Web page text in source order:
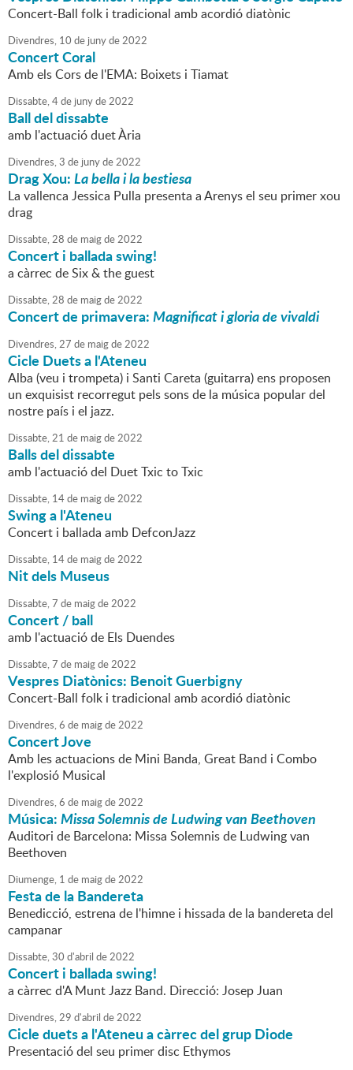
Concert-Ball folk i tradicional amb acordió diatònic
Divendres, 10 de junyde2022
Concert Coral
Amb els Cors de l'EMA: Boixets i Tiamat
Dissabte,4de junyde2022
Ball del dissabte
amb l'actuació duet Ària
Divendres,3 de junyde2022
Drag Xou:La bella i la bestiesa
La vallenca Jessica Pulla presenta a Arenys el seu primer xou
drag
Dissabte,28 de maigde2022
Concert i ballada swing!
a càrrec de Six & the guest
Dissabte,28 de maigde2022
Concert de primavera:Magnificat i gloria de vivaldi
Divendres,27 de maigde2022
Cicle Duets a l'Ateneu
Alba (veu i trompeta) i Santi Careta (guitarra) ens proposen
un exquisist recorregut pels sons de la música popular del
nostre país i el jazz.
Dissabte,21 de maigde2022
Balls del dissabte
amb l'actuació del Duet Txic to Txic
Dissabte, 14de maigde2022
Swing a l'Ateneu
Concert i ballada amb DefconJazz
Dissabte, 14de maigde2022
Nit dels Museus
Dissabte,7 de maigde2022
Concert / ball
amb l'actuació de Els Duendes
Dissabte,7 de maigde2022
Vespres Diatònics: Benoit Guerbigny
Concert-Ball folk i tradicional amb acordió diatònic
Divendres,6 de maigde2022
Concert Jove
Amb les actuacions de Mini Banda, Great Band i Combo
l'explosió Musical
Divendres,6 de maigde2022
Música:Missa Solemnis de Ludwing van Beethoven
Auditori de Barcelona: Missa Solemnis de Ludwing van
Beethoven
Diumenge, 1 de maigde2022
Festa de la Bandereta
Benedicció, estrena de l'himne i hissada de la bandereta del
campanar
Dissabte,30 d'abril de2022
Concert i ballada swing!
a càrrec d'A Munt Jazz Band. Direcció: Josep Juan
Divendres,29 d'abril de2022
Cicle duets a l'Ateneu a càrrec del grup Diode
Presentació del seu primer disc Ethymos